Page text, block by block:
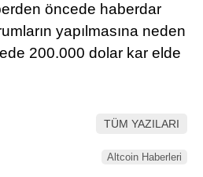
öncede haberdar
yapılmasına neden
200.000 dolar kar elde
TÜM YAZILARI
Altcoin Haberleri